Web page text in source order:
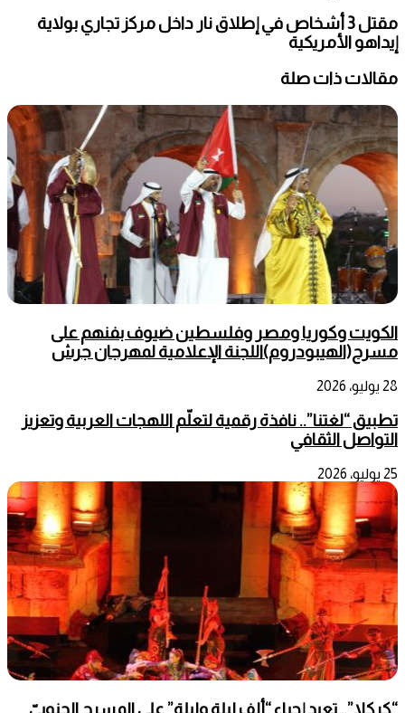
مقتل 3 أشخاص في إطلاق نار داخل مركز تجاري بولاية
إيداهو الأمريكية
مقالات ذات صلة
الكويت وكوريا ومصر وفلسطين ضيوف بفنهم على
مسرح(الهيبودروم)اللجنة الإعلامية لمهرجان جرش
28 يوليو، 2026
تطبيق “لغتنا”.. نافذة رقمية لتعلّم اللهجات العربية وتعزيز
التواصل الثقافي
25 يوليو، 2026
“كركلا”.. تعيد إحياء “ألف ليلة وليلة” على المسرح الجنوبيّ